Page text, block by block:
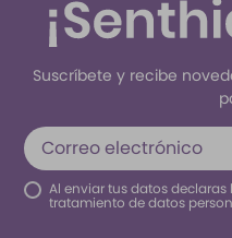
Suscríbete y recibe
Al enviar tus datos
tratamiento de datos